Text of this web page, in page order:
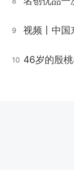
9
10 46岁的殷